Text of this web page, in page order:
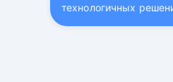
технологичных